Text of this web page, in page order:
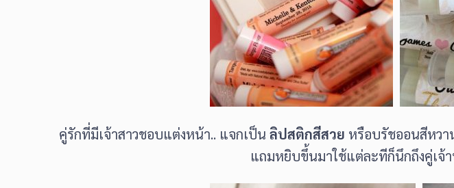
คู่รักที่มีเจ้าสาวชอบแต่งหน้า.. แจกเป็น ลิปสติกสีสวย หรือบรัชออนสีหวา
แถมหยิบขึ้นมาใช้แต่ละทีก็นึกถึงคู่เจ้า